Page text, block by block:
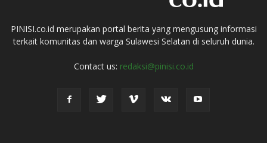
PINISI.co.id merupakan portal berita yang mengusung informasi
terkait komunitas dan warga Sulawesi Selatan di seluruh dunia.
Contact us: redaksi@pinisi.co.id